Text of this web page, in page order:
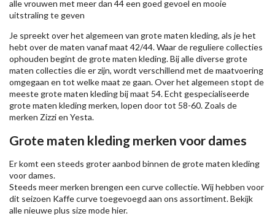
alle vrouwen met meer dan 44 een goed gevoel en mooie
uitstraling te geven
Je spreekt over het algemeen van grote maten kleding, als je het
hebt over de maten vanaf maat 42/44. Waar de reguliere collecties
ophouden begint de grote maten kleding. Bij alle diverse grote
maten collecties die er zijn, wordt verschillend met de maatvoering
omgegaan en tot welke maat ze gaan. Over het algemeen stopt de
meeste grote maten kleding bij maat 54. Echt gespecialiseerde
grote maten kleding merken, lopen door tot 58-60. Zoals de
merken Zizzien Yesta.
Grote maten kleding merken voor dames
Er komt een steeds groter aanbod binnen de grote maten kleding
voor dames.
Steeds meer merken brengen een curve collectie. Wij hebben voor
dit seizoen Kaffecurve toegevoegd aan ons assortiment. Bekijk
alle nieuweplus size modehier.